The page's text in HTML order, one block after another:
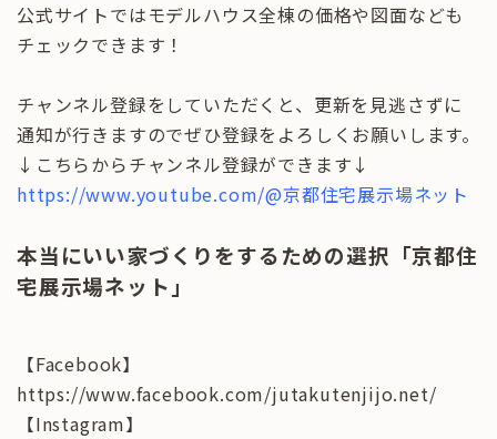
公式サイトではモデルハウス全棟の価格や図面なども
チェックできます！
チャンネル登録をしていただくと、更新を見逃さずに
通知が行きますのでぜひ登録をよろしくお願いします。
↓こちらからチャンネル登録ができます↓
https://www.youtube.com/@京都住宅展示場ネット
本当にいい家づくりをするための選択「京都住
宅展示場ネット」
【Facebook】
https://www.facebook.com/jutakutenjijo.net/
【Instagram】